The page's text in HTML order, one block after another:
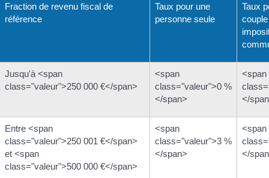
Fraction de revenu fiscal de
référence
Taux pour une
personne seule
Taux
Jusqu'à <span
class="valeur">250 000 €</span>
<span
class="valeur">0 %
</span>
<span
</
Entre <span
class="valeur">250 001 €</span>
et <span
class="valeur">500 000 €</span>
<span
class="valeur">3 %
</span>
<span
</